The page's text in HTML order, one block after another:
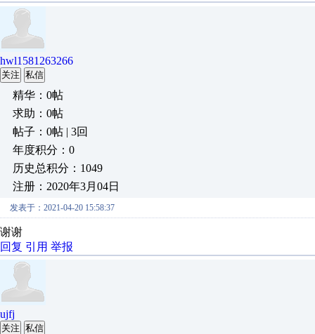
hwl1581263266
关注 私信
精华：0帖
求助：0帖
帖子：0帖 | 3回
年度积分：0
历史总积分：1049
注册：2020年3月04日
发表于：2021-04-20 15:58:37
谢谢
回复 引用 举报
ujfj
关注 私信